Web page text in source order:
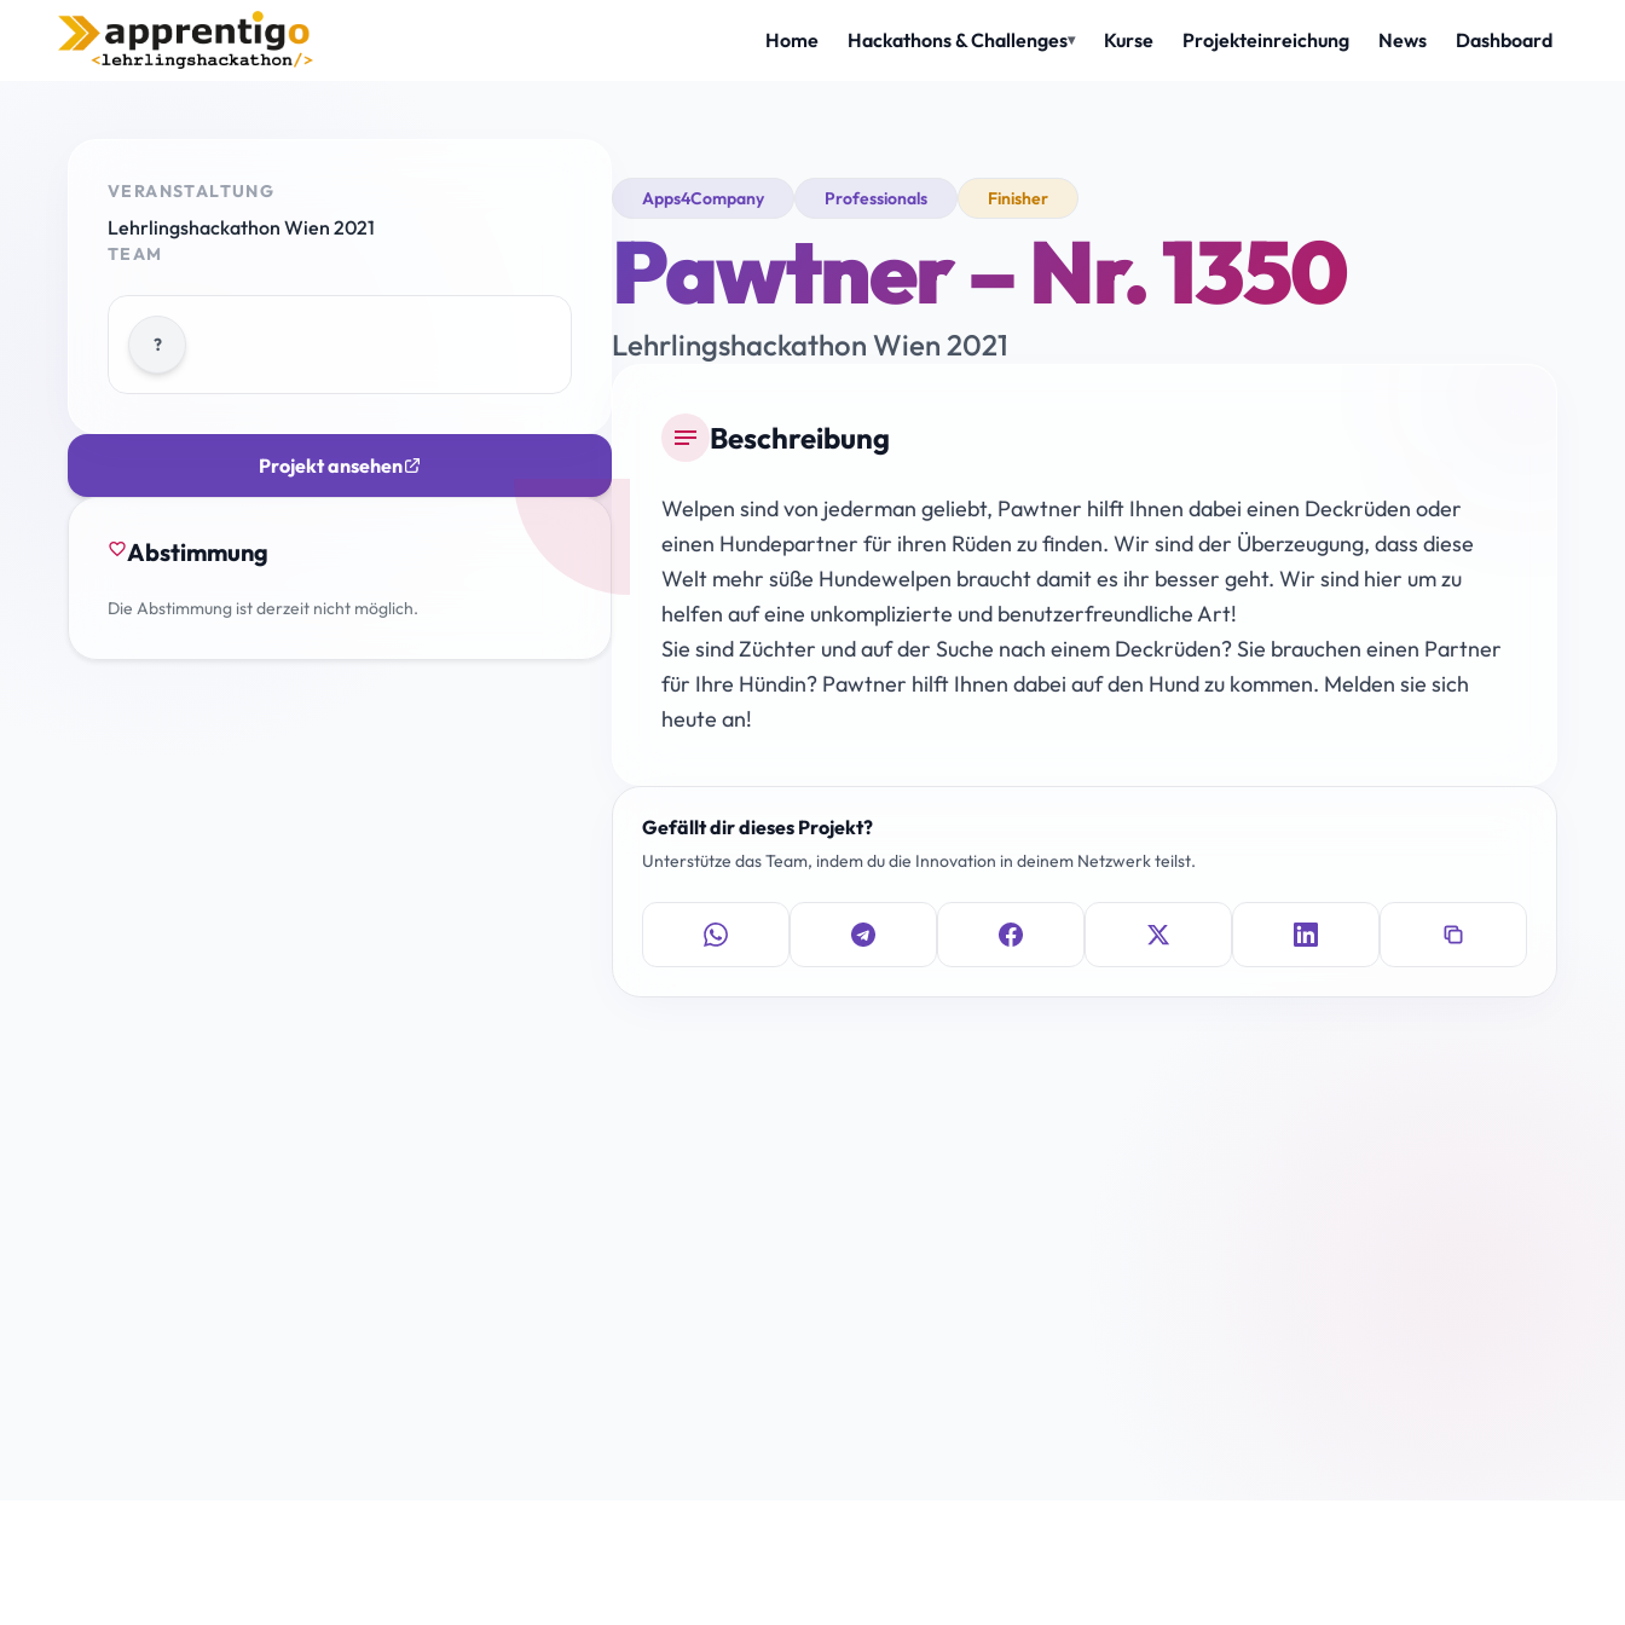
VERANSTALTUNG
Lehrlingshackathon Wien 2021
TEAM
?
Projekt ansehen
favorite_borderAbstimmung
Die Abstimmung ist derzeit nicht möglich.
Apps4Company Professionals Finisher
Pawtner – Nr. 1350
Lehrlingshackathon Wien 2021
notes Beschreibung
Welpen sind von jederman geliebt, Pawtner hilft Ihnen dabei einen Deckrüden oder
einen Hundepartner für ihren Rüden zu finden. Wir sind der Überzeugung, dass diese
Welt mehr süße Hundewelpen braucht damit es ihr besser geht. Wir sind hier um zu
helfen auf eine unkomplizierte und benutzerfreundliche Art!
Sie sind Züchter und auf der Suche nach einem Deckrüden? Sie brauchen einen Partner
für Ihre Hündin? Pawtner hilft Ihnen dabei auf den Hund zu kommen. Melden sie sich
heute an!
Gefällt dir dieses Projekt?
Unterstütze das Team, indem du die Innovation in deinem Netzwerk teilst.